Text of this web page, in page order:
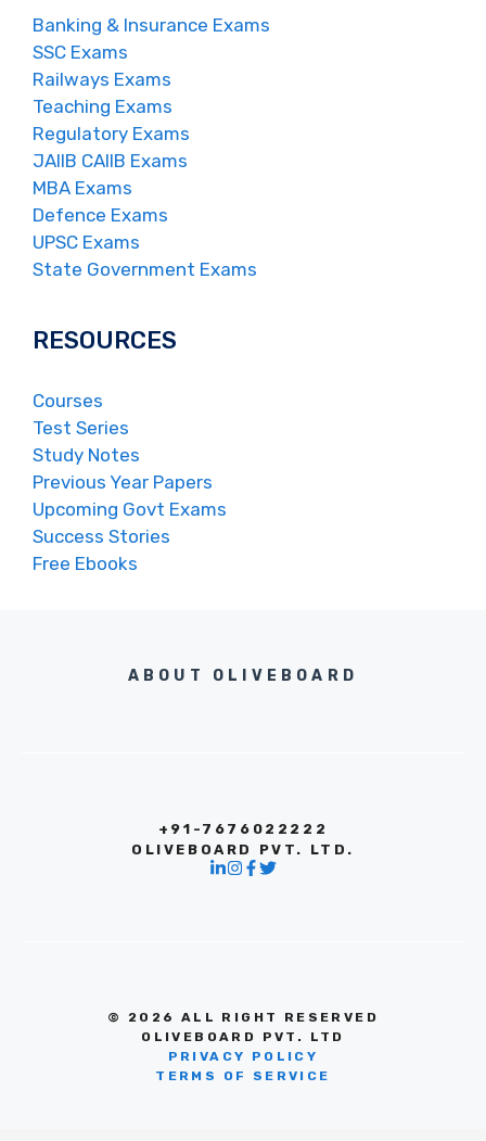
Banking & Insurance Exams
SSC Exams
Railways Exams
Teaching Exams
Regulatory Exams
JAIIB CAIIB Exams
MBA Exams
Defence Exams
UPSC Exams
State Government Exams
RESOURCES
Courses
Test Series
Study Notes
Previous Year Papers
Upcoming Govt Exams
Success Stories
Free Ebooks
ABOUT OLIVEBOARD
+91-7676022222
OLIVEBOARD PVT. LTD.
© 2026 ALL RIGHT RESERVED
OLIVEBOARD PVT. LTD
PRIVACY POLICY
TERMS OF SERVICE